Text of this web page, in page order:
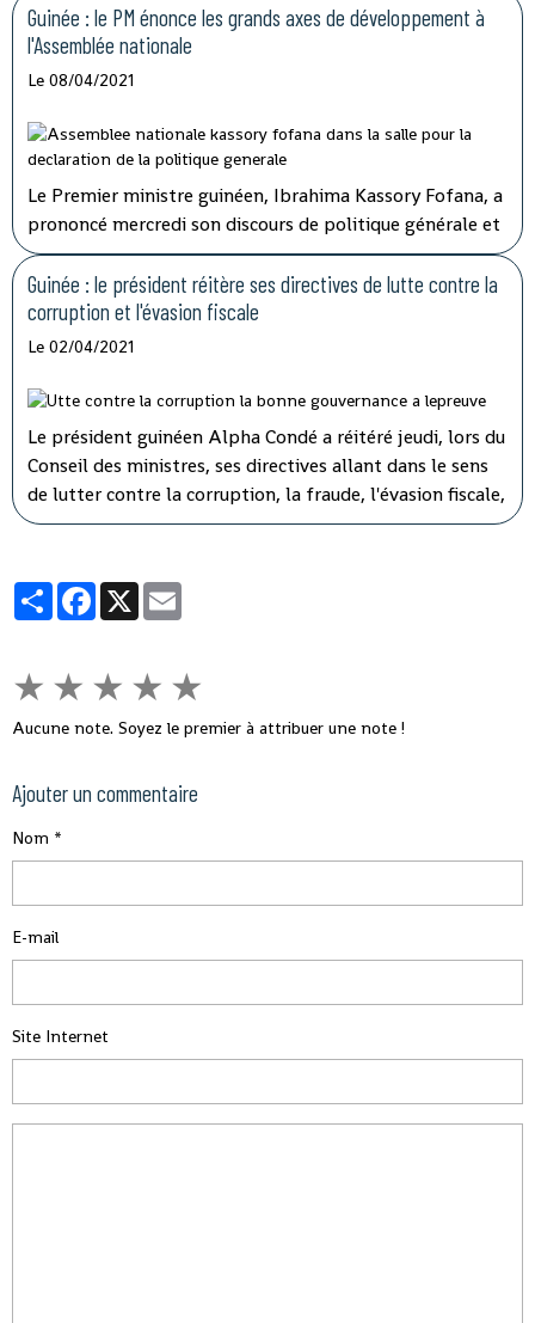
Guinée : le PM énonce les grands axes de développement à
l'Assemblée nationale
Le 08/04/2021
Le Premier ministre guinéen, Ibrahima Kassory Fofana, a
prononcé mercredi son discours de politique générale et
d'orientation devant les 108 députés présents sur les 114
que compte l'hémicycle guinéen.
Guinée : le président réitère ses directives de lutte contre la
corruption et l'évasion fiscale
Le 02/04/2021
Le président guinéen Alpha Condé a réitéré jeudi, lors du
Conseil des ministres, ses directives allant dans le sens
de lutter contre la corruption, la fraude, l'évasion fiscale,
le népotisme, le laisser-aller et tous ces fléaux qui
développement rapide de son pays.
PartagerFacebook
X
★ ★ ★ ★ ★
Aucune note. Soyez le premier à attribuer une note !
Ajouter un commentaire
Nom
E-mail
Site Internet